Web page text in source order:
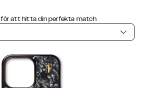
för att hitta din perfekta match